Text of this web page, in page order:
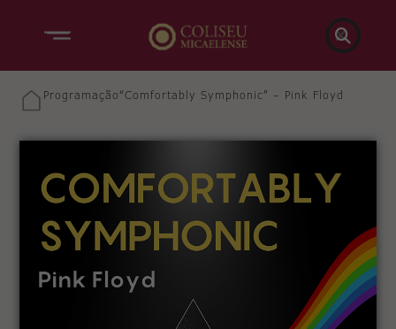

Programação“Comfortably Symphonic” – Pink Floyd